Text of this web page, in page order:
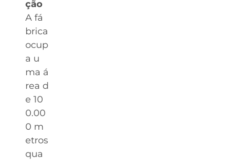
ção
A fá
brica
ocup
a u
ma á
rea d
e 10
0.00
0 m
etros
qua